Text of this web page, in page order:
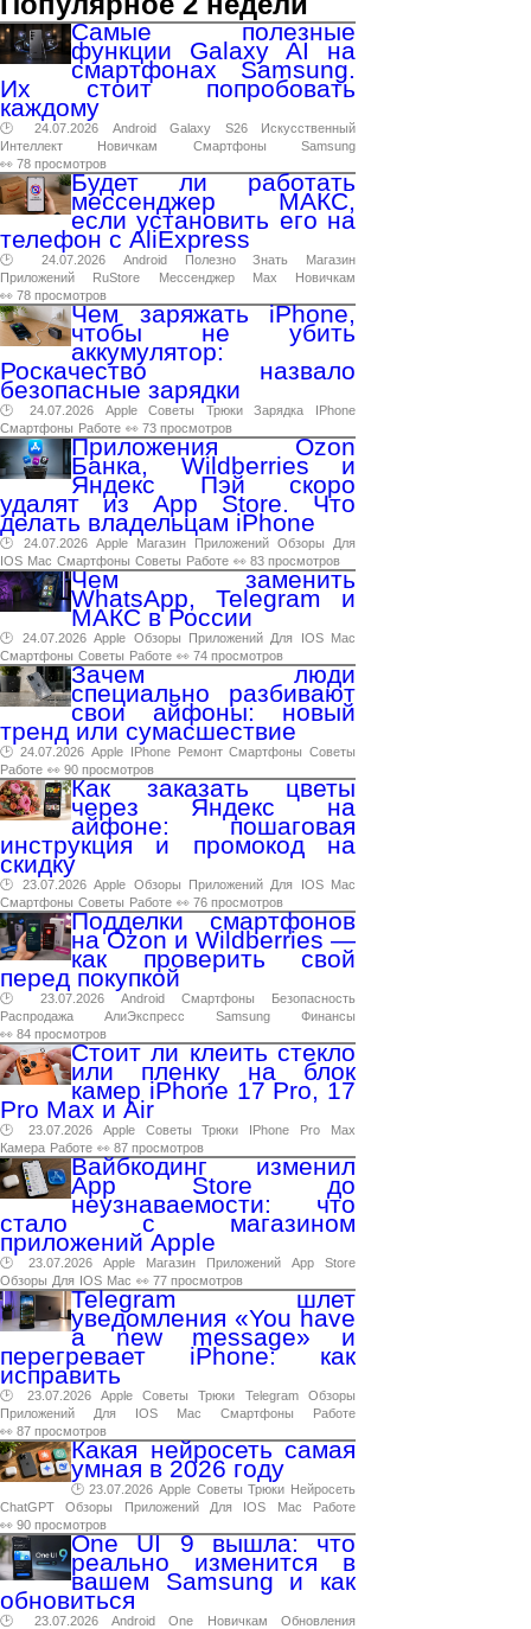
Самые полезные
функции Galaxy AI на
смартфонах Samsung.
Их стоит попробовать
каждому
🕑 24.07.2026 Android Galaxy S26
Искусственный
Интеллект
Новичкам Смартфоны
Samsung
👀 78 просмотров
Будет ли работать
мессенджер МАКС,
если установить его на
телефон с AliExpress
🕑 24.07.2026 Android Полезно Знать
Магазин
Приложений
RuStore Мессенджер Max
Новичкам
👀 78 просмотров
Чем заряжать iPhone,
чтобы не убить
аккумулятор:
Роскачество назвало
безопасные зарядки
🕑 24.07.2026 Apple Советы Трюки Зарядка
IPhone
Смартфоны Работе 👀 73 просмотров
Приложения Ozon
Банка, Wildberries и
Яндекс Пэй скоро
удалят из App Store. Что
делать владельцам iPhone
🕑 24.07.2026 Apple Магазин Приложений Обзоры
Для
IOS Mac Смартфоны Советы Работе 👀 83 просмотров
Чем заменить
WhatsApp, Telegram и
МАКС в России
🕑 24.07.2026 Apple Обзоры Приложений Для IOS
Mac
Смартфоны Советы Работе 👀 74 просмотров
Зачем люди
специально разбивают
свои айфоны: новый
тренд или сумасшествие
🕑 24.07.2026 Apple IPhone Ремонт Смартфоны Советы
Работе 👀 90 просмотров
Как заказать цветы
через Яндекс на
айфоне: пошаговая
инструкция и промокод на
скидку
🕑 23.07.2026 Apple Обзоры Приложений Для IOS
Mac
Смартфоны Советы Работе 👀 76 просмотров
Подделки смартфонов
на Ozon и Wildberries —
как проверить свой
перед покупкой
🕑 23.07.2026 Android Смартфоны
Безопасность
Распродажа
АлиЭкспресс Samsung
Финансы
👀 84 просмотров
Стоит ли клеить стекло
или пленку на блок
камер iPhone 17 Pro, 17
Pro Max и Air
🕑 23.07.2026 Apple Советы Трюки IPhone Pro
Max
Камера Работе 👀 87 просмотров
Вайбкодинг изменил
App Store до
неузнаваемости: что
стало с магазином
приложений Apple
🕑 23.07.2026 Apple Магазин Приложений App
Store
Обзоры Для IOS Mac 👀 77 просмотров
Telegram шлет
уведомления «You have
a new message» и
перегревает iPhone: как
исправить
🕑 23.07.2026 Apple Советы Трюки Telegram
Обзоры
Приложений
Для IOS Mac Смартфоны
Работе
👀 87 просмотров
Какая нейросеть самая
умная в 2026 году
🕑 23.07.2026 Apple Советы Трюки Нейросеть
ChatGPT
Обзоры Приложений Для IOS Mac
Работе
👀 90 просмотров
One UI 9 вышла: что
реально изменится в
вашем Samsung и как
обновиться
🕑 23.07.2026 Android One Новичкам
Обновления